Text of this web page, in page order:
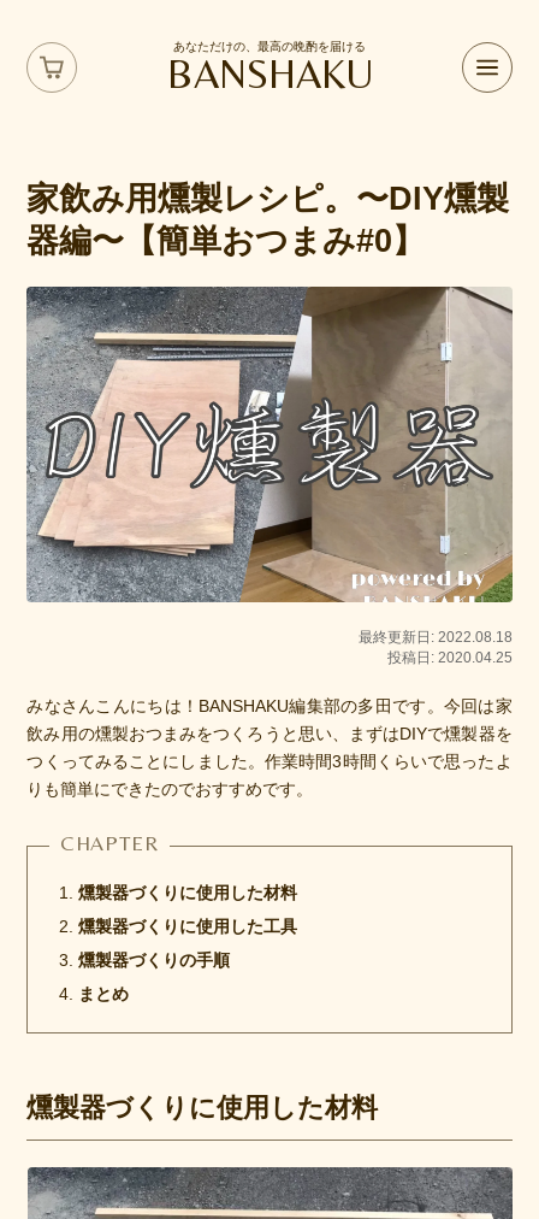
あなただけの、最高の晩酌を届ける
BANSHAKU
家飲み用燻製レシピ。〜DIY燻製
器編〜【簡単おつまみ#0】
最終更新日: 2022.08.18
投稿日: 2020.04.25
みなさんこんにちは！BANSHAKU編集部の多田です。 今回は家
飲み用の燻製おつまみをつくろうと思い、まずはDIYで燻製器を
つくってみることにしました。 作業時間3時間くらいで思ったよ
りも簡単にできたのでおすすめです。
燻製器づくりに使用した材料
燻製器づくりに使用した工具
燻製器づくりの手順
まとめ
燻製器づくりに使用した材料